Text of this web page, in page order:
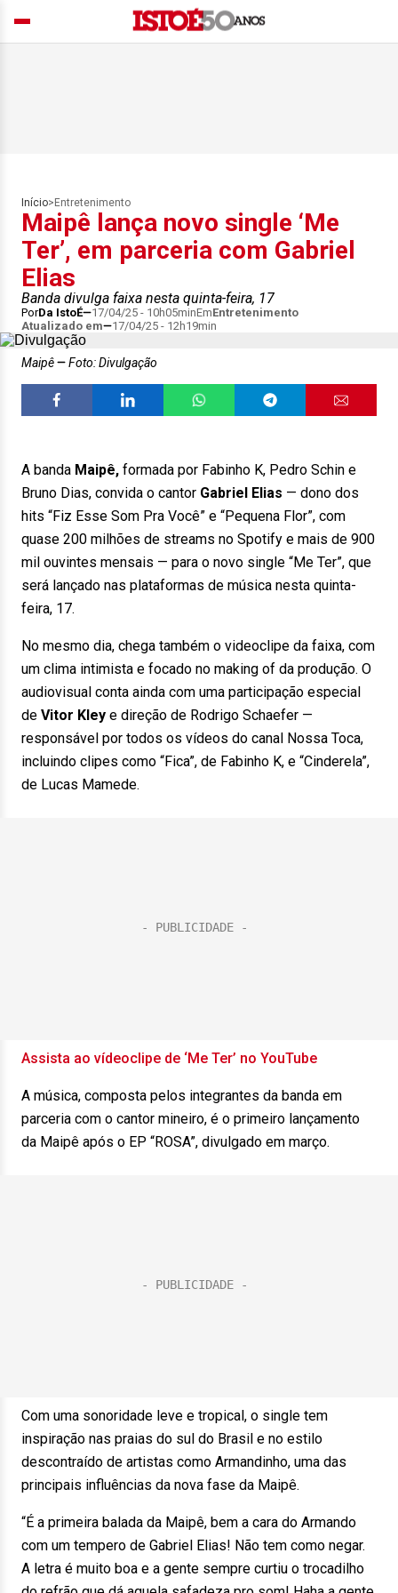
Início> Entretenimento
Maipê lança novo single ‘Me
Ter’, em parceria com Gabriel
Elias
Banda divulga faixa nesta quinta-feira, 17
PorDa IstoÉ 17/04/25 - 10h05minEmEntretenimento
Atualizado em
17/04/25 - 12h19min
Maipê Foto: Divulgação
A banda Maipê, formada por Fabinho K, Pedro Schin e
Bruno Dias, convida o cantor Gabriel Elias — dono dos
hits “Fiz Esse Som Pra Você” e “Pequena Flor”, com
quase 200 milhões de streams no Spotify e mais de 900
mil ouvintes mensais — para o novo single “Me Ter”, que
será lançado nas plataformas de música nesta quinta-
feira, 17.
No mesmo dia, chega também o videoclipe da faixa, com
um clima intimista e focado no making of da produção. O
audiovisual conta ainda com uma participação especial
de Vitor Kley e direção de Rodrigo Schaefer —
responsável por todos os vídeos do canal Nossa Toca,
incluindo clipes como “Fica”, de Fabinho K, e “Cinderela”,
de Lucas Mamede.
Assista ao vídeoclipe de ‘Me Ter’ no YouTube
A música, composta pelos integrantes da banda em
parceria com o cantor mineiro, é o primeiro lançamento
da Maipê após o EP “ROSA”, divulgado em março.
Com uma sonoridade leve e tropical, o single tem
inspiração nas praias do sul do Brasil e no estilo
descontraído de artistas como Armandinho, uma das
principais influências da nova fase da Maipê.
“É a primeira balada da Maipê, bem a cara do Armando
com um tempero de Gabriel Elias! Não tem como negar.
A letra é muito boa e a gente sempre curtiu o trocadilho